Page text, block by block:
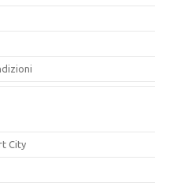
City